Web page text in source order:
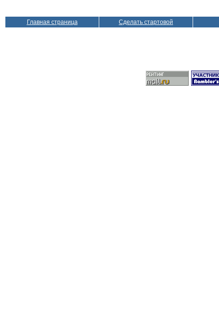
Главная страница Сделать стартовой